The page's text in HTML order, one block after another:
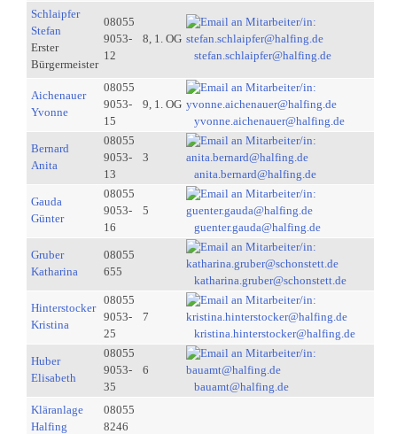
Schlaipfer
Stefan
Erster
Bürgermeister
08055
9053-
12
8, 1. OG
stefan.schlaipfer@halfing.de
Aichenauer
Yvonne
08055
9053-
15
9, 1. OG
yvonne.aichenauer@halfing.de
Bernard
Anita
08055
9053-
13
3
anita.bernard@halfing.de
Gauda
Günter
08055
9053-
16
5
guenter.gauda@halfing.de
Gruber
Katharina
08055
655
katharina.gruber@schonstett.de
Hinterstocker
Kristina
08055
9053-
25
7
kristina.hinterstocker@halfing.de
Huber
Elisabeth
08055
9053-
35
6
bauamt@halfing.de
Kläranlage
Halfing
08055
8246